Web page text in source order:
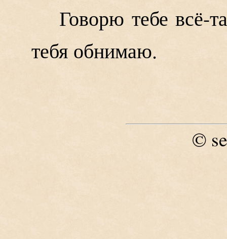
Говорю тебе всё-
тебя обнимаю.
©